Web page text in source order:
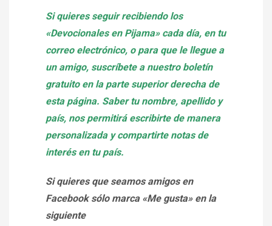
Si quieres seguir recibiendo los
«Devocionales en Pijama» cada día, en tu
correo electrónico, o para que le llegue a
un amigo, suscríbete a nuestro boletín
gratuito en la parte superior derecha de
esta página. Saber tu nombre, apellido y
país, nos permitirá escribirte de manera
personalizada y compartirte notas de
interés en tu país.
Si quieres que seamos amigos en
Facebook sólo marca «Me gusta» en la
siguiente